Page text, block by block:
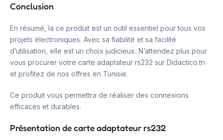
Conclusion
En résumé, la ce produit est un outil essentiel pour tous vos
projets électroniques. Avec sa fiabilité et sa facilité
d’utilisation, elle est un choix judicieux. N’attendez plus pour
vous procurer votre carte adaptateur rs232 sur Didactico.tn
et profitez de nos offres en Tunisie.
Ce produit vous permettra de réaliser des connexions
efficaces et durables.
Présentation de carte adaptateur rs232